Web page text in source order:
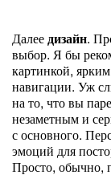
Далеедизайн.
выбор. Я бы
картинкой,
навигации. Уж
на то, что вы
незаметным и
с основного.
эмоций для
Просто, обычно,